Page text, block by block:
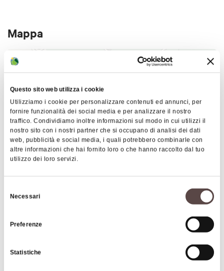
Questo sito web utilizza i cookie
Utilizziamo i cookie per personalizzare contenuti ed annunci, per
fornire funzionalità dei social media e per analizzare il nostro
traffico. Condividiamo inoltre informazioni sul modo in cui utilizzi il
nostro sito con i nostri partner che si occupano di analisi dei dati
web, pubblicità e social media, i quali potrebbero combinarle con
altre informazioni che hai fornito loro o che hanno raccolto dal tuo
utilizzo dei loro servizi.
delNecessari
Preferenze
Statistiche
Mappa
+
contributors © CARTO
Via Pradalbino 45311